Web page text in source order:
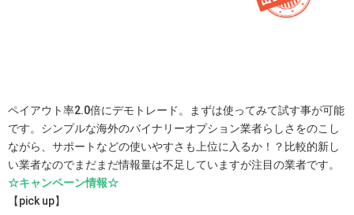
ペイアウト率2.0倍にデモトレード。まずは使ってみて試す事が可能
です。シンプルな海外のバイナリーオプション業者らしさをのこし
ながら、サポートなどの使いやすさも上位に入るか！？比較的新し
い業者なのでまだまだ情報量は不足していますが注目の業者です。
☆キャンペーン情報☆
【pick up】